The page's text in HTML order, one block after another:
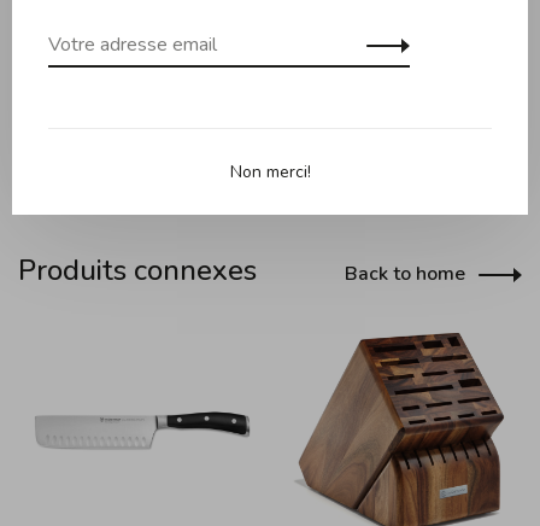
exclusif à haute teneur en carbone.
Produits connexes Back to home
Non merci!